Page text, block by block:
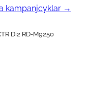
kampanjcyklar →
Di2 RD-M9250